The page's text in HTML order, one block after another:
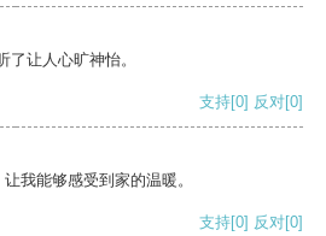
让人心旷神怡。
支持[0] 反对[0]
我能够感受到家的温暖。
支持[0] 反对[0]